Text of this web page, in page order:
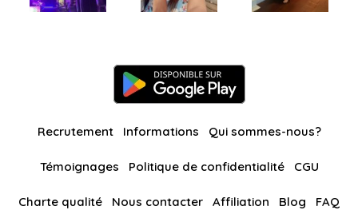
Recrutement Informations Qui sommes-nous?
Témoignages Politique de confidentialité CGU
Charte qualité Nous contacter Affiliation Blog FAQ